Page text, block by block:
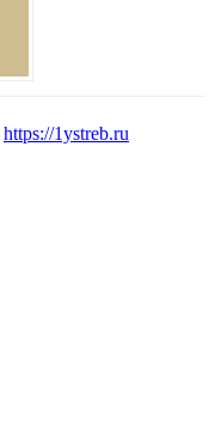
https://1ystreb.ru